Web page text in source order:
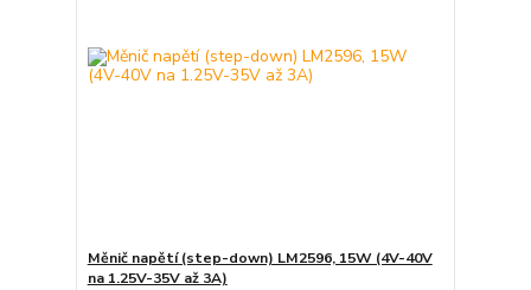
Měnič napětí (step-down) LM2596, 15W (4V-40V
na 1.25V-35V až 3A)